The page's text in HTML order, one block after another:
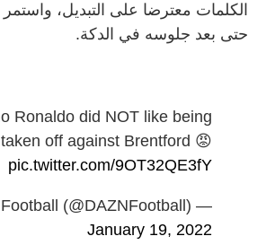
الكلمات معترضا على التبديل،
حتى بعد جلوسه في الدكة.
Ronaldo did NOT like being
taken off against Brentford 😡
pic.twitter.com/9OT32QE3fY
— DAZN Football (@DAZNFootball)
January 19, 2022